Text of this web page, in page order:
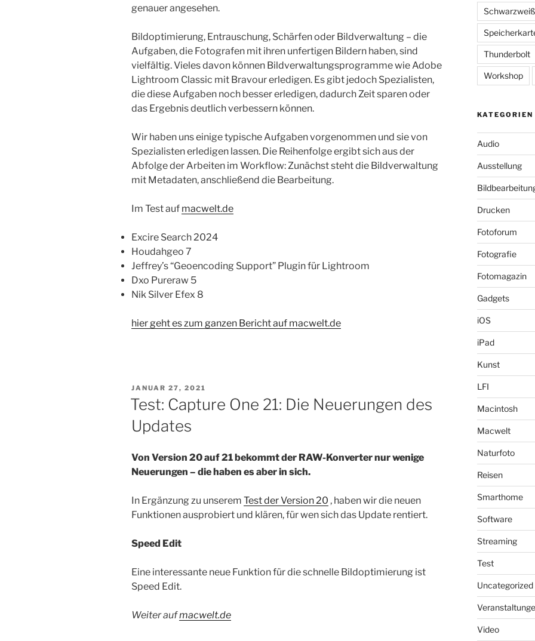
genauer angesehen.
Bildoptimierung, Entrauschung, Schärfen oder Bildverwaltung – die
Aufgaben, die Fotografen mit ihren unfertigen Bildern haben, sind
vielfältig. Vieles davon können Bildverwaltungsprogramme wie Adobe
Lightroom Classic mit Bravour erledigen. Es gibt jedoch Spezialisten,
die diese Aufgaben noch besser erledigen, dadurch Zeit sparen oder
das Ergebnis deutlich verbessern können.
Wir haben uns einige typische Aufgaben vorgenommen und sie von
Spezialisten erledigen lassen. Die Reihenfolge ergibt sich aus der
Abfolge der Arbeiten im Workflow: Zunächst steht die Bildverwaltung
mit Metadaten, anschließend die Bearbeitung.
Im Test auf macwelt.de
Excire Search 2024
Houdahgeo 7
Jeffrey’s “Geoencoding Support” Plugin für Lightroom
Dxo Pureraw 5
Nik Silver Efex 8
hier geht es zum ganzen Bericht auf macwelt.de
VERÖFFENTLICHT
AM
JANUAR 27, 2021
Test: Capture One 21: Die Neuerungen des
Updates
Von Version 20 auf 21 bekommt der RAW-Konverter nur wenige
Neuerungen – die haben es aber in sich.
In Ergänzung zu unserem Test der Version 20 , haben wir die neuen
Funktionen ausprobiert und klären, für wen sich das Update rentiert.
Speed Edit
Eine interessante neue Funktion für die schnelle Bildoptimierung ist
Speed Edit.
Weiter aufmacwelt.de
Schwarzweiß
Thunderbolt
Workshop
KATEGORIEN
Audio
Ausstellung
Drucken
Fotoforum
Fotografie
Fotomagazin
Gadgets
iOS
iPad
Kunst
LFI
Macintosh
Macwelt
Naturfoto
Reisen
Smarthome
Software
Streaming
Test
Uncategorized
Video